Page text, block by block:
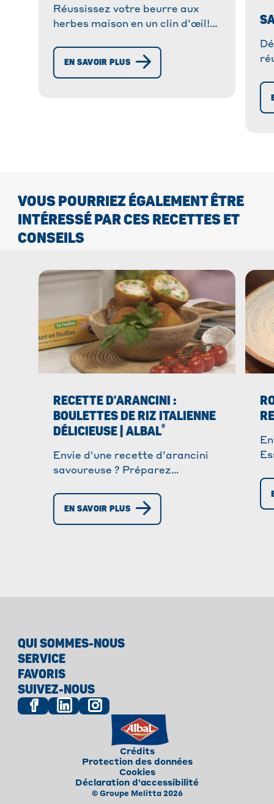
Réussissez votre beurre aux
herbes maison en un clin d'œil!
congélation pour le conserver
EN SAVOIR PLUS
VOUS POURRIEZ ÉGALEMENT ÊTRE
INTÉRESSÉ PAR CES RECETTES ET
CONSEILS
RECETTE D'ARANCINI :
BOULETTES DE RIZ ITALIENNE
DÉLICIEUSE | ALBAL®
Envie d'une recette d’arancini
savoureuse ? Préparez
venues d’Italie avec notre guide
simple et rapide. À vos
EN SAVOIR PLUS
QUI SOMMES-NOUS
SERVICE
FAVORIS
SUIVEZ-NOUS
© Groupe Melitta 2026
Crédits
Protection des données
Cookies
Déclaration d'accessibilité